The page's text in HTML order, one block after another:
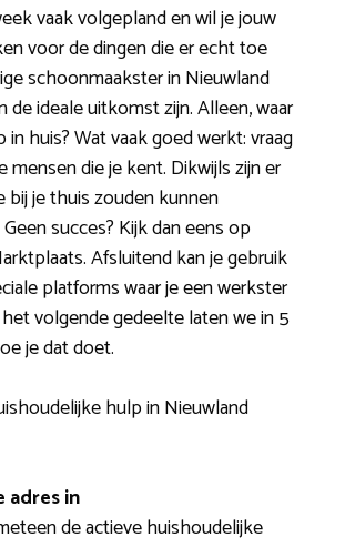
vaak volgepland en wil je jouw
voor de dingen die er echt toe
schoonmaakster in Nieuwland
de ideale uitkomst zijn. Alleen, waar
huis? Wat vaak goed werkt: vraag
mensen die je kent. Dikwijls zijn er
bij je thuis zouden kunnen
succes? Kijk dan eens op
Afsluitend kan je gebruik
platforms waar je een werkster
volgende gedeelte laten we in 5
je dat doet.
hulp in Nieuwland
adres in
de actieve huishoudelijke